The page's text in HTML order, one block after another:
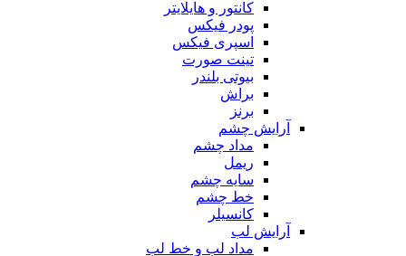
کانتور و هایلایتر
پودر فیکس
اسپری فیکس
تینت صورت
بیوتی بلندر
براش
برنز
آرایش چشم
مداد چشم
ریمل
سایه چشم
خط چشم
کانسیلر
آرایش لب
مداد لب و خط لب